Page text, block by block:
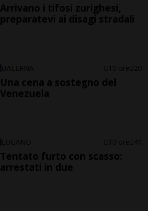
Arrivano i tifosi zurighesi,
preparatevi ai disagi stradali
BALERNA 10 ore 20
Una cena a sostegno del
Venezuela
LUGANO 10 ore 41
Tentato furto con scasso:
arrestati in due